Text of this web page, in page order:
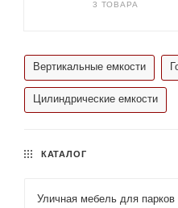
3 ТОВАРА
Вертикальные емкости
Цилиндрические емкости
КАТАЛОГ
Уличная мебель для парков